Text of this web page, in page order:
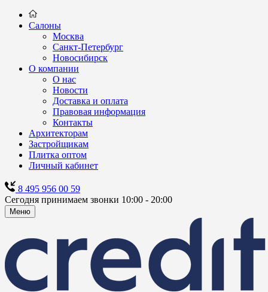
Салоны
Москва
Санкт-Петербург
Новосибирск
О компании
О нас
Новости
Доставка и оплата
Правовая информация
Контакты
Архитекторам
Застройщикам
Плитка оптом
Личный кабинет
8 495 956 00 59
Сегодня принимаем звонки 10:00 - 20:00
Меню